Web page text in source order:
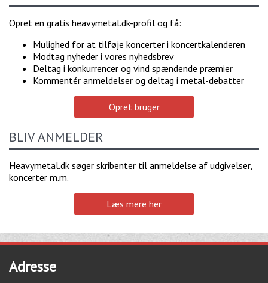
Opret en gratis heavymetal.dk-profil og få:
Mulighed for at tilføje koncerter i koncertkalenderen
Modtag nyheder i vores nyhedsbrev
Deltag i konkurrencer og vind spændende præmier
Kommentér anmeldelser og deltag i metal-debatter
Opret bruger
BLIV ANMELDER
Heavymetal.dk søger skribenter til anmeldelse af udgivelser,
koncerter m.m.
Læs mere her
Adresse